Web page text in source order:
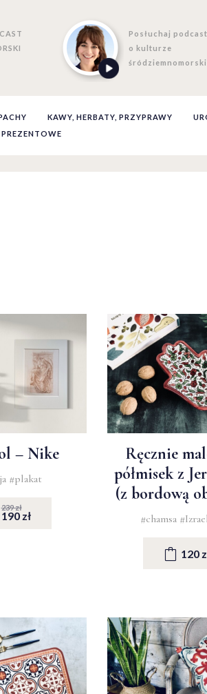
Posłuchaj
o kulturze
KAWY, HERBATY, PRZYPRAWY
– Nike
#plakat
239 zł
190 zł
Ręcznie
półmisek z
(z bordową
#chamsa
120